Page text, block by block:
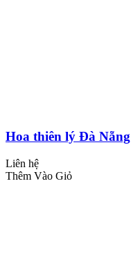
Hoa thiên lý Đà Nẵng
Liên hệ
Thêm Vào Giỏ